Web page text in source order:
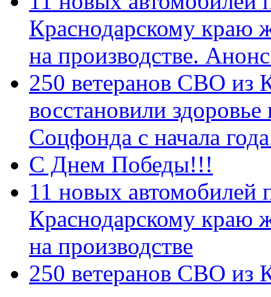
Краснодарскому краю
на производстве.
250 ветеранов СВО из
восстановили
Соцфонда с начала
С Днем Победы!!!
11 новых автомобилей
Краснодарскому краю
на производстве
250 ветеранов СВО из